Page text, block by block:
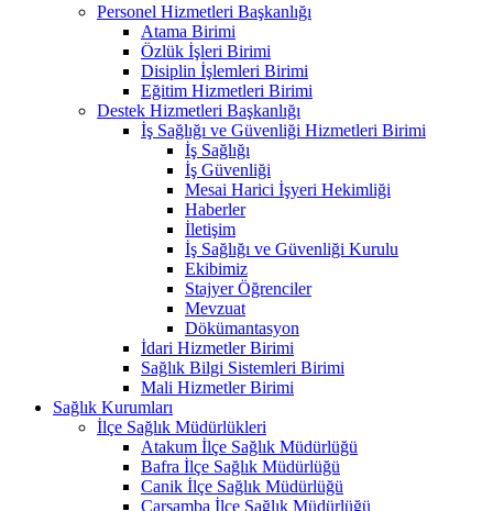
Personel Hizmetleri Başkanlığı
Atama Birimi
Özlük İşleri Birimi
Disiplin İşlemleri Birimi
Eğitim Hizmetleri Birimi
Destek Hizmetleri Başkanlığı
İş Sağlığı ve Güvenliği Hizmetleri Birimi
İş Sağlığı
İş Güvenliği
Mesai Harici İşyeri Hekimliği
Haberler
İletişim
İş Sağlığı ve Güvenliği Kurulu
Ekibimiz
Stajyer Öğrenciler
Mevzuat
Dökümantasyon
İdari Hizmetler Birimi
Sağlık Bilgi Sistemleri Birimi
Mali Hizmetler Birimi
Sağlık Kurumları
İlçe Sağlık Müdürlükleri
Atakum İlçe Sağlık Müdürlüğü
Bafra İlçe Sağlık Müdürlüğü
Canik İlçe Sağlık Müdürlüğü
Çarşamba İlçe Sağlık Müdürlüğü